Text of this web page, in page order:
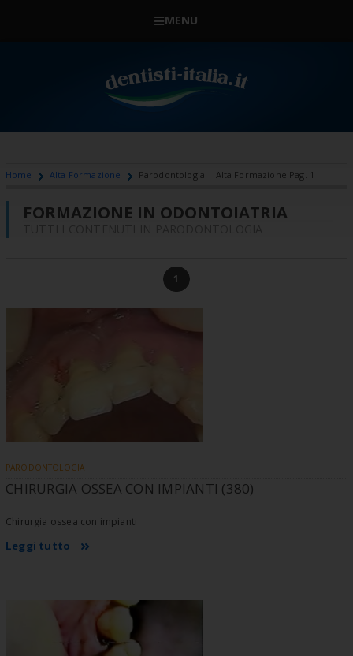
MENU
Home Alta Formazione Parodontologia | Alta Formazione Pag. 1
FORMAZIONE IN ODONTOIATRIA
1
PARODONTOLOGIA
CHIRURGIA OSSEA CON IMPIANTI (380)
Chirurgia ossea con impianti
Leggi tutto